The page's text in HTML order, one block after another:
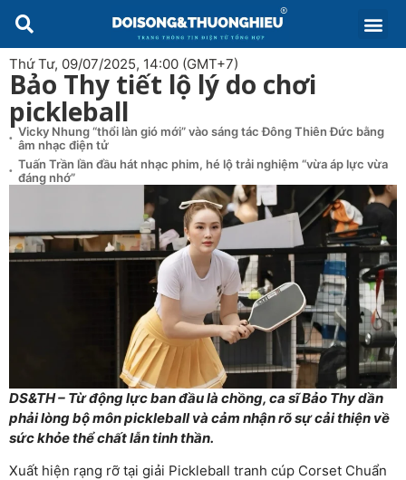
Thứ Tư, 09/07/2025, 14:00 (GMT+7)
Bảo Thy tiết lộ lý do chơi
pickleball
Vicky Nhung “thổi làn gió mới” vào sáng tác Đông Thiên Đức bằng
âm nhạc điện tử
Tuấn Trần lần đầu hát nhạc phim, hé lộ trải nghiệm “vừa áp lực vừa
đáng nhớ”
DS&TH – Từ động lực ban đầu là chồng, ca sĩ Bảo Thy dần
phải lòng bộ môn pickleball và cảm nhận rõ sự cải thiện về
sức khỏe thể chất lẫn tinh thần.
Xuất hiện rạng rỡ tại giải Pickleball tranh cúp Corset Chuẩn